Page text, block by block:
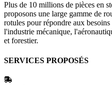
Plus de 10 millions de pièces en
proposons une large gamme de
rotules pour répondre aux
l'industrie mécanique,
et forestier.
SERVICES PROPOSÉS